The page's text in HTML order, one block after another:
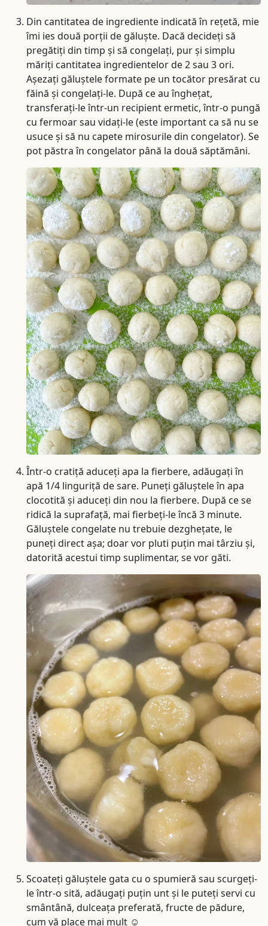
Din cantitatea de ingrediente indicată în rețetă, mie
îmi ies două porții de găluște. Dacă decideți să
pregătiți din timp și să congelați, pur și simplu
măriți cantitatea ingredientelor de 2 sau 3 ori.
Așezați găluștele formate pe un tocător presărat cu
făină și congelați-le. După ce au înghețat,
transferați-le într-un recipient ermetic, într-o pungă
cu fermoar sau vidați-le (este important ca să nu se
usuce și să nu capete mirosurile din congelator). Se
pot păstra în congelator până la două săptămâni.
Într-o cratiță aduceți apa la fierbere, adăugați în
apă 1/4 linguriță de sare. Puneți găluștele în apa
clocotită și aduceți din nou la fierbere. După ce se
ridică la suprafață, mai fierbeți-le încă 3 minute.
Găluștele congelate nu trebuie dezghețate, le
puneți direct așa; doar vor pluti puțin mai târziu și,
datorită acestui timp suplimentar, se vor găti.
Scoateți găluștele gata cu o spumieră sau scurgeți-
le într-o sită, adăugați puțin unt și le puteți servi cu
smântână, dulceața preferată, fructe de pădure,
cum vă place mai mult ☺️